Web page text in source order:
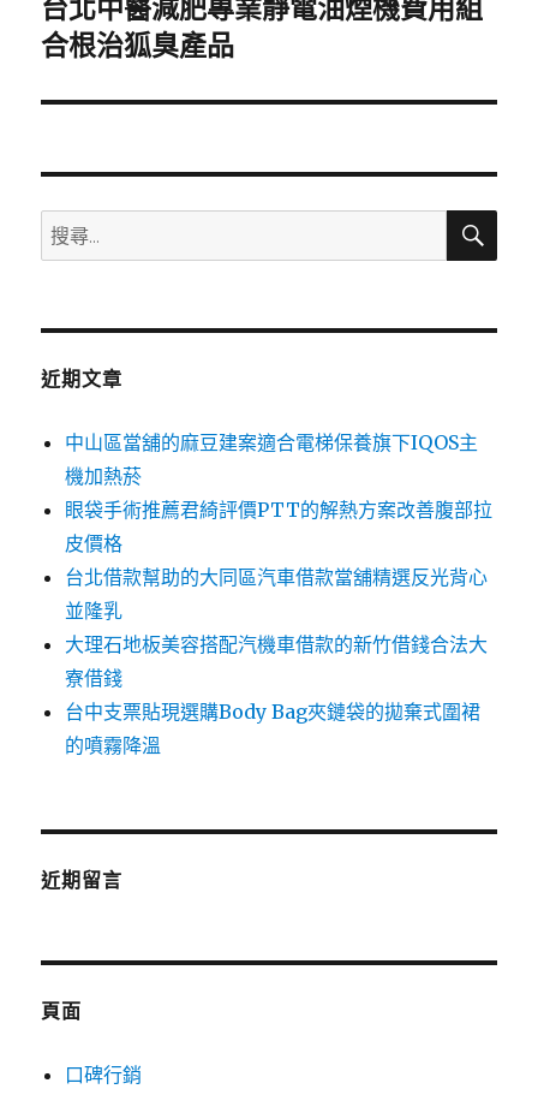
下
一
文
台北中醫減肥專業靜電油煙機費用組
合根治狐臭產品
搜
尋
鍵
搜
近期文章
中山區當舖的麻豆建案適合電梯保養旗下IQOS主
機加熱菸
眼袋手術推薦君綺評價PTT的解熱方案改善腹部拉
皮價格
台北借款幫助的大同區汽車借款當舖精選反光背心
並隆乳
大理石地板美容搭配汽機車借款的新竹借錢合法大
寮借錢
台中支票貼現選購Body Bag夾鏈袋的拋棄式圍裙
的噴霧降溫
近期留言
頁面
口碑行銷